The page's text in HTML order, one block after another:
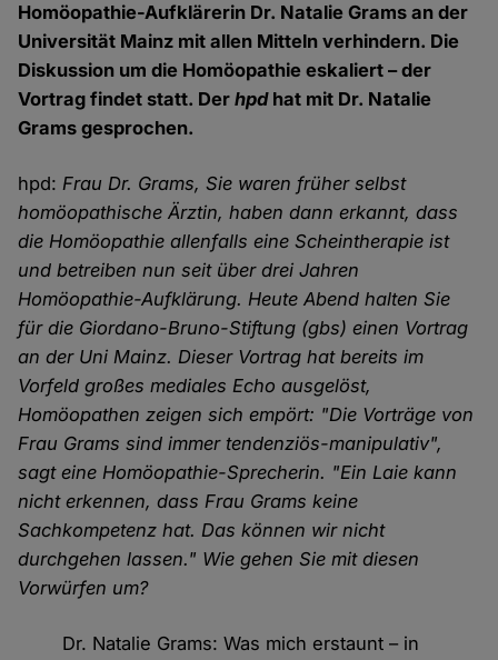
Homöopathie-Aufklärerin Dr. Natalie Grams an der
Universität Mainz mit allen Mitteln verhindern. Die
Diskussion um die Homöopathie eskaliert – der
Vortrag findet statt. Derhpdhat mit Dr. Natalie
Grams gesprochen.
hpd:Frau Dr. Grams, Sie waren früher selbst
homöopathische Ärztin, haben dann erkannt, dass
die Homöopathie allenfalls eine Scheintherapie ist
und betreiben nun seit über drei Jahren
Homöopathie-Aufklärung. Heute Abend halten Sie
für die Giordano-Bruno-Stiftung (gbs) einen Vortrag
an der Uni Mainz. Dieser Vortrag hat bereits im
Vorfeld großes mediales Echo ausgelöst,
Homöopathen zeigen sich empört: "Die Vorträge von
Frau Grams sind immer tendenziös-manipulativ",
sagt eine Homöopathie-Sprecherin. "Ein Laie kann
nicht erkennen, dass Frau Grams keine
Sachkompetenz hat. Das können wir nicht
durchgehen lassen." Wie gehen Sie mit diesen
Vorwürfen um?
Dr. Natalie Grams: Was mich erstaunt – in